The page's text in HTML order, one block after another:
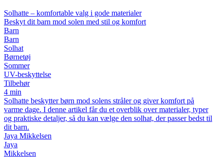
Solhatte – komfortable valg i gode materialer
Beskyt dit barn mod solen med stil og komfort
Barn
Barn
Solhat
Børnetøj
Sommer
UV-beskyttelse
Tilbehør
4 min
Solhatte beskytter børn mod solens stråler og giver komfort på
varme dage. I denne artikel får du et overblik over materialer, typer
og praktiske detaljer, så du kan vælge den solhat, der passer bedst til
dit barn.
Jaya Mikkelsen
Jaya
Mikkelsen